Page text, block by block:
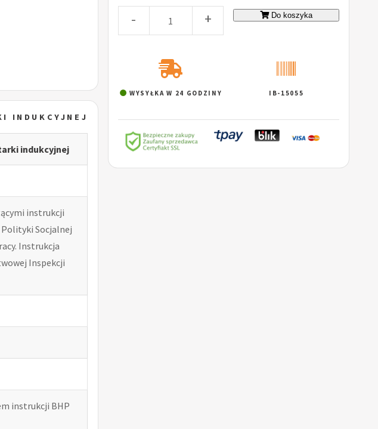
INDUKCYJNEJ
indukcyjnej
instrukcji
Socjalnej
Instrukcja
Inspekcji
instrukcji BHP
- + Do koszyka
WYSYŁKA W 24 GODZINY IB-15055